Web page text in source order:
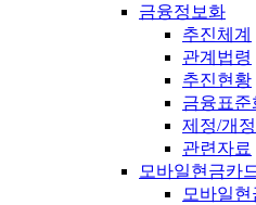
금융정보화
추진체계
관계법령
추진현황
금융표준
제정/개
관련자료
모바일현금카
모바일